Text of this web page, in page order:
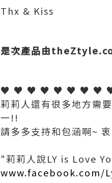
Thx & Kiss
是次產品由
♥ ♥ ♥ ♥ ♥ ♥ ♥ ♥
莉莉人還有很多地方需
一!!
請多多支持和包涵啊~
"莉莉人說LY is Love
www.facebook.com/